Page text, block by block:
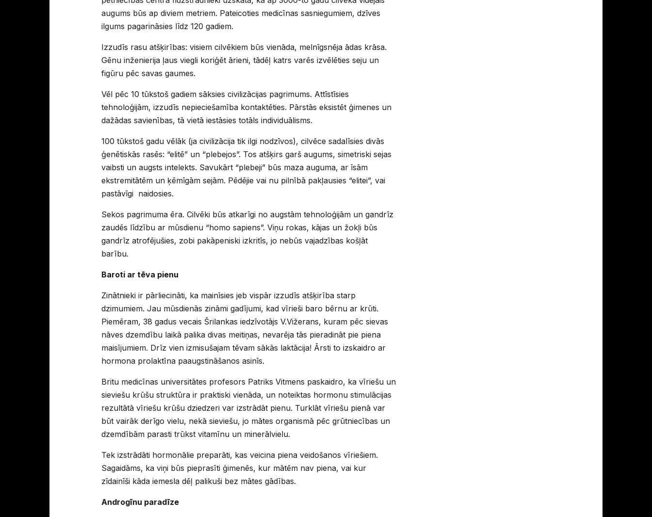
augums būs ap diviem metriem. Pateicoties medicīnas sasniegumiem, dzīves
ilgums pagarināsies līdz 120 gadiem.
Izzudīs rasu atšķirības: visiem cilvēkiem būs vienāda, melnīgsnēja ādas krāsa.
Gēnu inženierija ļaus viegli koriģēt ārieni, tādēļ katrs varēs izvēlēties seju un
figūru pēc savas gaumes.
Vēl pēc 10 tūkstoš gadiem sāksies civilizācijas pagrimums. Attīstīsies
tehnoloģijām, izzudīs nepieciešamība kontaktēties. Pārstās eksistēt ģimenes un
dažādas savienības, tā vietā iestāsies totāls individuālisms.
100 tūkstoš gadu vēlāk (ja civilizācija tik ilgi nodzīvos), cilvēce sadalīsies divās
ģenētiskās rasēs: “elitē” un “plebejos”. Tos atšķirs garš augums, simetriski sejas
vaibsti un augsts intelekts. Savukārt “plebeji” būs maza auguma, ar īsām
ekstremitātēm un ķēmīgām sejām. Pēdējie vai nu pilnībā pakļausies “elitei”, vai
pastāvīgi naidosies.
Sekos pagrimuma ēra. Cilvēki būs atkarīgi no augstām tehnoloģijām un gandrīz
zaudēs līdzību ar mūsdienu “homo sapiens”. Viņu rokas, kājas un žokļi būs
gandrīz atrofējušies, zobi pakāpeniski izkritīs, jo nebūs vajadzības košļāt
barību.
Baroti ar tēva pienu
Zinātnieki ir pārliecināti, ka mainīsies jeb vispār izzudīs atšķirība starp
dzimumiem. Jau mūsdienās zināmi gadījumi, kad vīrieši baro bērnu ar krūti.
Piemēram, 38 gadus vecais Šrilankas iedzīvotājs V.Vižerans, kuram pēc sievas
nāves dzemdību laikā palika divas meitiņas, nevarēja tās pieradināt pie piena
maisījumiem. Drīz vien izmisušajam tēvam sākās laktācija! Ārsti to izskaidro ar
hormona prolaktīna paaugstināšanos asinīs.
Britu medicīnas universitātes profesors Patriks Vitmens paskaidro, ka vīriešu un
sieviešu krūšu struktūra ir praktiski vienāda, un noteiktas hormonu stimulācijas
rezultātā vīriešu krūšu dziedzeri var izstrādāt pienu. Turklāt vīriešu pienā var
būt vairāk derīgo vielu, nekā sieviešu, jo mātes organismā pēc grūtniecības un
dzemdībām parasti trūkst vitamīnu un minerālvielu.
Tek izstrādāti hormonālie preparāti, kas veicina piena veidošanos vīriešiem.
Sagaidāms, ka viņi būs pieprasīti ģimenēs, kur mātēm nav piena, vai kur
zīdainīši kāda iemesla dēļ palikuši bez mātes gādības.
Androgīnu paradīze